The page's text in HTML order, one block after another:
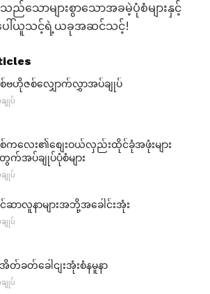
သောများစွာသောအခမဲ့ပုံစံများနှင့်
ပေါ်ယူသင့်ရဲ့ယခုအဆင်သင့်!
ဗဟိုဇစ်လျှောက်လွှာအပ်ချုပ်
ျုပ်
ကလေး၏စျေးဝယ်လှည်းထိုင်ခုံအဖုံးများ
က်အပ်ချုပ်ပုံစံများ
ျုပ်
ဆာလူနာများအဘို့အခေါင်းအုံး
ျုပ်
တ်ခတ်ခေါငျးအုံးစံနမူနာ
ျုပ်